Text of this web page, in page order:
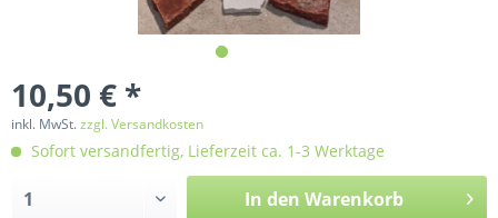
10,50 € *
inkl. MwSt.zzgl. Versandkosten
Sofort versandfertig, Lieferzeit ca. 1-3 Werktage
In den Warenkorb